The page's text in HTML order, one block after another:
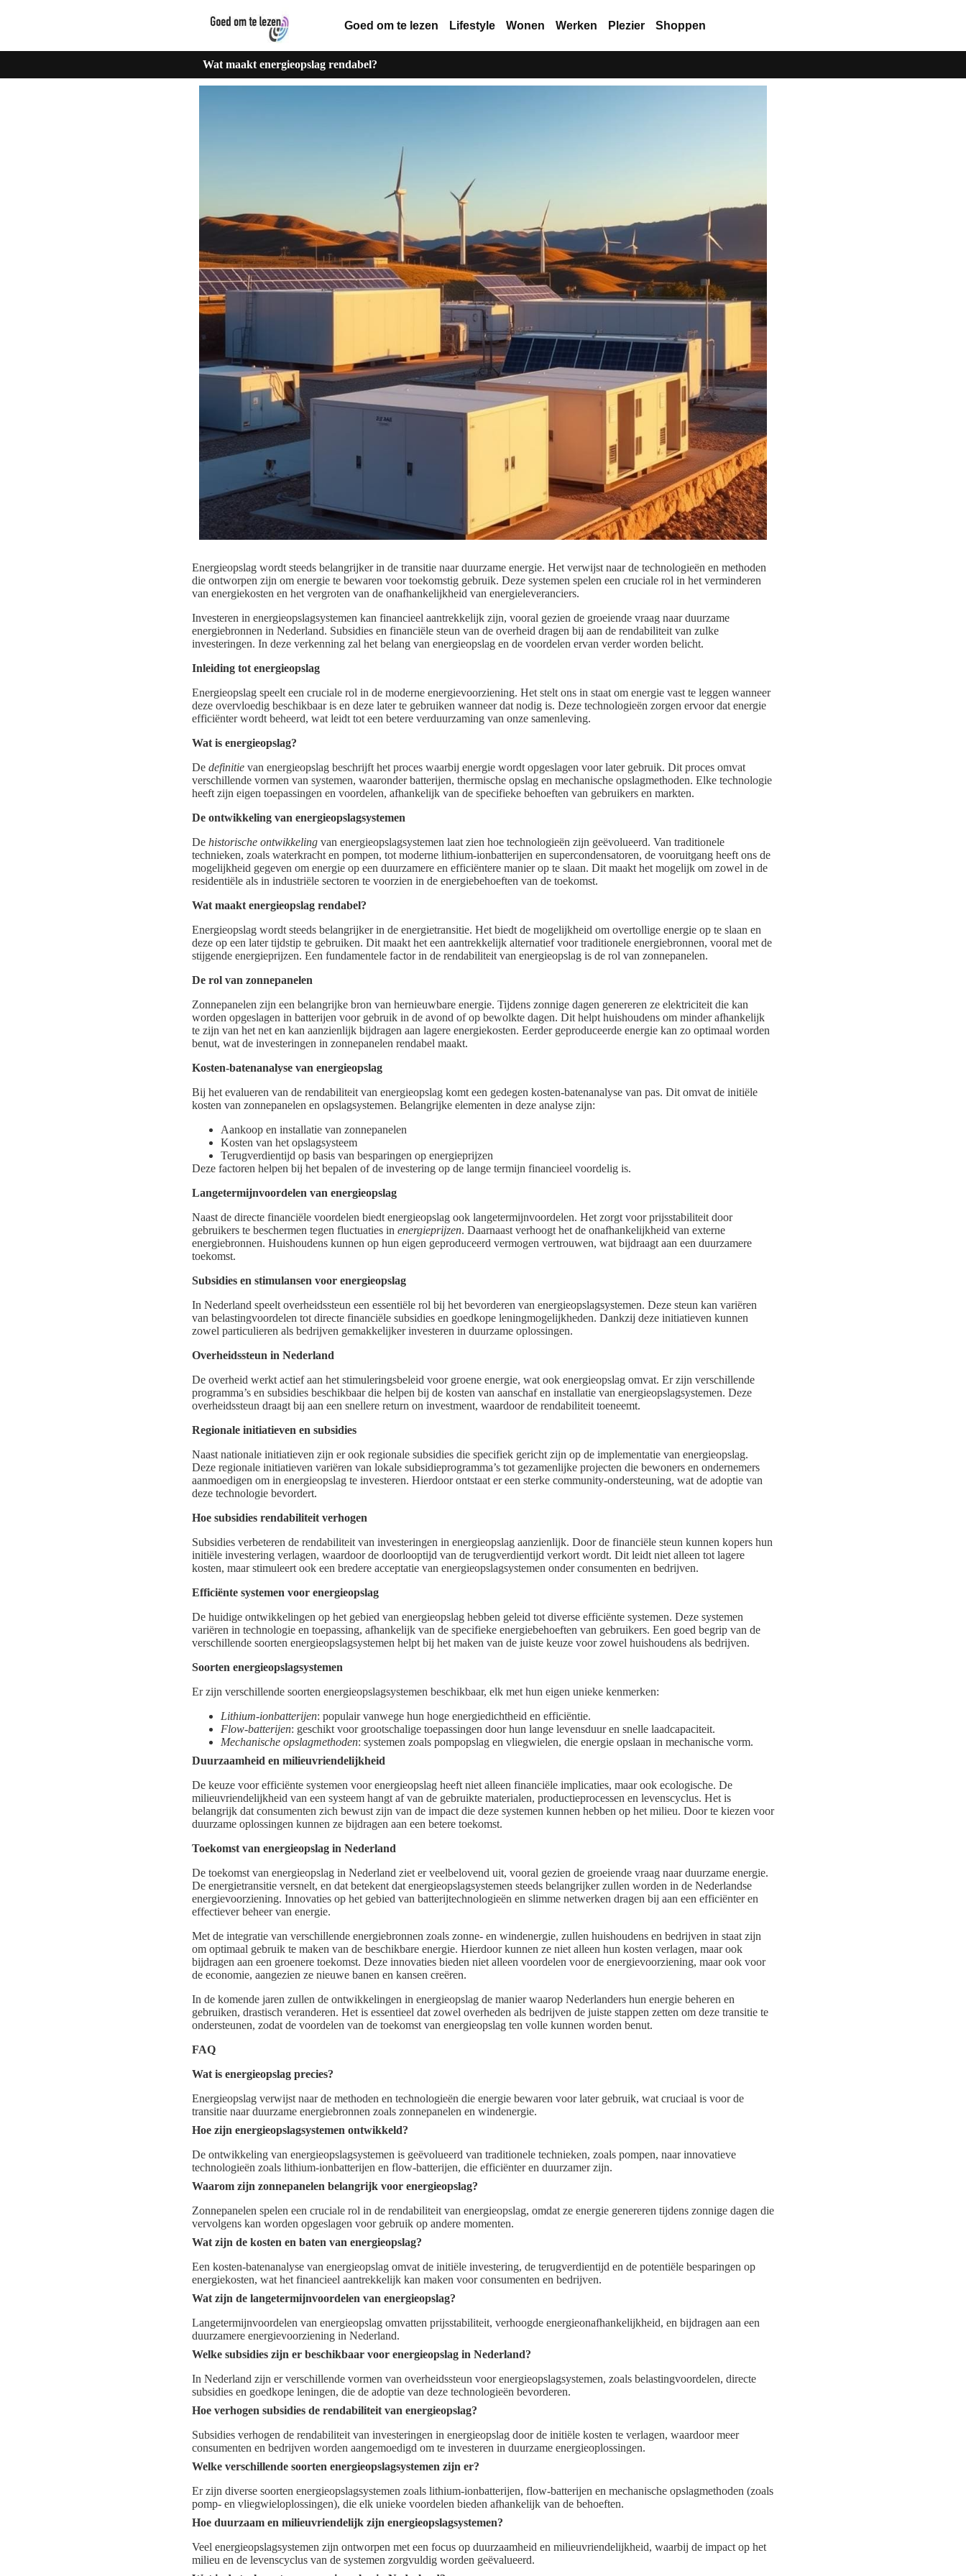
Goed om te lezen Lifestyle Wonen Werken Plezier Shoppen
Wat maakt energieopslag rendabel?
Energieopslag wordt steeds belangrijker in de transitie naar duurzame energie. Het verwijst naar de technologieën en methoden
die ontworpen zijn om energie te bewaren voor toekomstig gebruik. Deze systemen spelen een cruciale rol in het verminderen
van energiekosten en het vergroten van de onafhankelijkheid van energieleveranciers.
Investeren in energieopslagsystemen kan financieel aantrekkelijk zijn, vooral gezien de groeiende vraag naar duurzame
energiebronnen in Nederland. Subsidies en financiële steun van de overheid dragen bij aan de rendabiliteit van zulke
investeringen. In deze verkenning zal het belang van energieopslag en de voordelen ervan verder worden belicht.
Inleiding tot energieopslag
Energieopslag speelt een cruciale rol in de moderne energievoorziening. Het stelt ons in staat om energie vast te leggen wanneer
deze overvloedig beschikbaar is en deze later te gebruiken wanneer dat nodig is. Deze technologieën zorgen ervoor dat energie
efficiënter wordt beheerd, wat leidt tot een betere verduurzaming van onze samenleving.
Wat is energieopslag?
De definitie van energieopslag beschrijft het proces waarbij energie wordt opgeslagen voor later gebruik. Dit proces omvat
verschillende vormen van systemen, waaronder batterijen, thermische opslag en mechanische opslagmethoden. Elke technologie
heeft zijn eigen toepassingen en voordelen, afhankelijk van de specifieke behoeften van gebruikers en markten.
De ontwikkeling van energieopslagsystemen
De historische ontwikkeling van energieopslagsystemen laat zien hoe technologieën zijn geëvolueerd. Van traditionele
technieken, zoals waterkracht en pompen, tot moderne lithium-ionbatterijen en supercondensatoren, de vooruitgang heeft ons de
mogelijkheid gegeven om energie op een duurzamere en efficiëntere manier op te slaan. Dit maakt het mogelijk om zowel in de
residentiële als in industriële sectoren te voorzien in de energiebehoeften van de toekomst.
Wat maakt energieopslag rendabel?
Energieopslag wordt steeds belangrijker in de energietransitie. Het biedt de mogelijkheid om overtollige energie op te slaan en
deze op een later tijdstip te gebruiken. Dit maakt het een aantrekkelijk alternatief voor traditionele energiebronnen, vooral met de
stijgende energieprijzen. Een fundamentele factor in de rendabiliteit van energieopslag is de rol van zonnepanelen.
De rol van zonnepanelen
Zonnepanelen zijn een belangrijke bron van hernieuwbare energie. Tijdens zonnige dagen genereren ze elektriciteit die kan
worden opgeslagen in batterijen voor gebruik in de avond of op bewolkte dagen. Dit helpt huishoudens om minder afhankelijk
te zijn van het net en kan aanzienlijk bijdragen aan lagere energiekosten. Eerder geproduceerde energie kan zo optimaal worden
benut, wat de investeringen in zonnepanelen rendabel maakt.
Kosten-batenanalyse van energieopslag
Bij het evalueren van de rendabiliteit van energieopslag komt een gedegen kosten-batenanalyse van pas. Dit omvat de initiële
kosten van zonnepanelen en opslagsystemen. Belangrijke elementen in deze analyse zijn:
Aankoop en installatie van zonnepanelen
Kosten van het opslagsysteem
Terugverdientijd op basis van besparingen op energieprijzen
Deze factoren helpen bij het bepalen of de investering op de lange termijn financieel voordelig is.
Langetermijnvoordelen van energieopslag
Naast de directe financiële voordelen biedt energieopslag ook langetermijnvoordelen. Het zorgt voor prijsstabiliteit door
gebruikers te beschermen tegen fluctuaties in energieprijzen. Daarnaast verhoogt het de onafhankelijkheid van externe
energiebronnen. Huishoudens kunnen op hun eigen geproduceerd vermogen vertrouwen, wat bijdraagt aan een duurzamere
toekomst.
Subsidies en stimulansen voor energieopslag
In Nederland speelt overheidssteun een essentiële rol bij het bevorderen van energieopslagsystemen. Deze steun kan variëren
van belastingvoordelen tot directe financiële subsidies en goedkope leningmogelijkheden. Dankzij deze initiatieven kunnen
zowel particulieren als bedrijven gemakkelijker investeren in duurzame oplossingen.
Overheidssteun in Nederland
De overheid werkt actief aan het stimuleringsbeleid voor groene energie, wat ook energieopslag omvat. Er zijn verschillende
programma’s en subsidies beschikbaar die helpen bij de kosten van aanschaf en installatie van energieopslagsystemen. Deze
overheidssteun draagt bij aan een snellere return on investment, waardoor de rendabiliteit toeneemt.
Regionale initiatieven en subsidies
Naast nationale initiatieven zijn er ook regionale subsidies die specifiek gericht zijn op de implementatie van energieopslag.
Deze regionale initiatieven variëren van lokale subsidieprogramma’s tot gezamenlijke projecten die bewoners en ondernemers
aanmoedigen om in energieopslag te investeren. Hierdoor ontstaat er een sterke community-ondersteuning, wat de adoptie van
deze technologie bevordert.
Hoe subsidies rendabiliteit verhogen
Subsidies verbeteren de rendabiliteit van investeringen in energieopslag aanzienlijk. Door de financiële steun kunnen kopers hun
initiële investering verlagen, waardoor de doorlooptijd van de terugverdientijd verkort wordt. Dit leidt niet alleen tot lagere
kosten, maar stimuleert ook een bredere acceptatie van energieopslagsystemen onder consumenten en bedrijven.
Efficiënte systemen voor energieopslag
De huidige ontwikkelingen op het gebied van energieopslag hebben geleid tot diverse efficiënte systemen. Deze systemen
variëren in technologie en toepassing, afhankelijk van de specifieke energiebehoeften van gebruikers. Een goed begrip van de
verschillende soorten energieopslagsystemen helpt bij het maken van de juiste keuze voor zowel huishoudens als bedrijven.
Soorten energieopslagsystemen
Er zijn verschillende soorten energieopslagsystemen beschikbaar, elk met hun eigen unieke kenmerken:
Lithium-ionbatterijen: populair vanwege hun hoge energiedichtheid en efficiëntie.
Flow-batterijen: geschikt voor grootschalige toepassingen door hun lange levensduur en snelle laadcapaciteit.
Mechanische opslagmethoden: systemen zoals pompopslag en vliegwielen, die energie opslaan in mechanische vorm.
Duurzaamheid en milieuvriendelijkheid
De keuze voor efficiënte systemen voor energieopslag heeft niet alleen financiële implicaties, maar ook ecologische. De
milieuvriendelijkheid van een systeem hangt af van de gebruikte materialen, productieprocessen en levenscyclus. Het is
belangrijk dat consumenten zich bewust zijn van de impact die deze systemen kunnen hebben op het milieu. Door te kiezen voor
duurzame oplossingen kunnen ze bijdragen aan een betere toekomst.
Toekomst van energieopslag in Nederland
De toekomst van energieopslag in Nederland ziet er veelbelovend uit, vooral gezien de groeiende vraag naar duurzame energie.
De energietransitie versnelt, en dat betekent dat energieopslagsystemen steeds belangrijker zullen worden in de Nederlandse
energievoorziening. Innovaties op het gebied van batterijtechnologieën en slimme netwerken dragen bij aan een efficiënter en
effectiever beheer van energie.
Met de integratie van verschillende energiebronnen zoals zonne- en windenergie, zullen huishoudens en bedrijven in staat zijn
om optimaal gebruik te maken van de beschikbare energie. Hierdoor kunnen ze niet alleen hun kosten verlagen, maar ook
bijdragen aan een groenere toekomst. Deze innovaties bieden niet alleen voordelen voor de energievoorziening, maar ook voor
de economie, aangezien ze nieuwe banen en kansen creëren.
In de komende jaren zullen de ontwikkelingen in energieopslag de manier waarop Nederlanders hun energie beheren en
gebruiken, drastisch veranderen. Het is essentieel dat zowel overheden als bedrijven de juiste stappen zetten om deze transitie te
ondersteunen, zodat de voordelen van de toekomst van energieopslag ten volle kunnen worden benut.
FAQ
Wat is energieopslag precies?
Energieopslag verwijst naar de methoden en technologieën die energie bewaren voor later gebruik, wat cruciaal is voor de
transitie naar duurzame energiebronnen zoals zonnepanelen en windenergie.
Hoe zijn energieopslagsystemen ontwikkeld?
De ontwikkeling van energieopslagsystemen is geëvolueerd van traditionele technieken, zoals pompen, naar innovatieve
technologieën zoals lithium-ionbatterijen en flow-batterijen, die efficiënter en duurzamer zijn.
Waarom zijn zonnepanelen belangrijk voor energieopslag?
Zonnepanelen spelen een cruciale rol in de rendabiliteit van energieopslag, omdat ze energie genereren tijdens zonnige dagen die
vervolgens kan worden opgeslagen voor gebruik op andere momenten.
Wat zijn de kosten en baten van energieopslag?
Een kosten-batenanalyse van energieopslag omvat de initiële investering, de terugverdientijd en de potentiële besparingen op
energiekosten, wat het financieel aantrekkelijk kan maken voor consumenten en bedrijven.
Wat zijn de langetermijnvoordelen van energieopslag?
Langetermijnvoordelen van energieopslag omvatten prijsstabiliteit, verhoogde energieonafhankelijkheid, en bijdragen aan een
duurzamere energievoorziening in Nederland.
Welke subsidies zijn er beschikbaar voor energieopslag in Nederland?
In Nederland zijn er verschillende vormen van overheidssteun voor energieopslagsystemen, zoals belastingvoordelen, directe
subsidies en goedkope leningen, die de adoptie van deze technologieën bevorderen.
Hoe verhogen subsidies de rendabiliteit van energieopslag?
Subsidies verhogen de rendabiliteit van investeringen in energieopslag door de initiële kosten te verlagen, waardoor meer
consumenten en bedrijven worden aangemoedigd om te investeren in duurzame energieoplossingen.
Welke verschillende soorten energieopslagsystemen zijn er?
Er zijn diverse soorten energieopslagsystemen zoals lithium-ionbatterijen, flow-batterijen en mechanische opslagmethoden (zoals
pomp- en vliegwieloplossingen), die elk unieke voordelen bieden afhankelijk van de behoeften.
Hoe duurzaam en milieuvriendelijk zijn energieopslagsystemen?
Veel energieopslagsystemen zijn ontworpen met een focus op duurzaamheid en milieuvriendelijkheid, waarbij de impact op het
milieu en de levenscyclus van de systemen zorgvuldig worden geëvalueerd.